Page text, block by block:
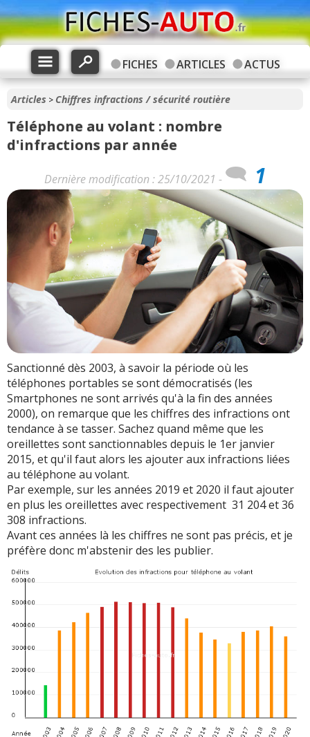
FICHES ARTICLES ACTUS
Articles > Chiffres infractions / sécurité routière
Téléphone au volant : nombre
d'infractions par année
Dernière modification : 25/10/2021 - 1
Sanctionné dès 2003, à savoir la période où les
téléphones portables se sont démocratisés (les
Smartphones ne sont arrivés qu'à la fin des années
2000), on remarque que les chiffres des infractions ont
tendance à se tasser. Sachez quand même que les
oreillettes sont sanctionnables depuis le 1er janvier
2015, et qu'il faut alors les ajouter aux infractions liées
au téléphone au volant.
Par exemple, sur les années 2019 et 2020 il faut ajouter
en plus les oreillettes avec respectivement 31 204 et 36
308 infractions.
Avant ces années là les chiffres ne sont pas précis, et je
préfère donc m'abstenir des les publier.